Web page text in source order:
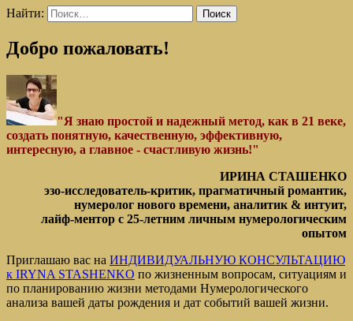
Найти:
Добро пожаловать!
"Я знаю простой и надежный метод, как в 21 веке,
создать понятную, качественную, эффективную,
интересную, а главное - счастливую жизнь!"
ИРИНА СТАШЕНКО
эзо-исследователь-критик, прагматичный романтик,
нумеролог нового времени, аналитик & интуит,
лайф-ментор с 25-летним личным нумерологическим
опытом
Приглашаю вас на ИНДИВИДУАЛЬНУЮ КОНСУЛЬТАЦИЮ
к IRYNA STASHENKO по жизненным вопросам, ситуациям и
по планированию жизни методами Нумерологического
анализа вашей даты рождения и дат событий вашей жизни.